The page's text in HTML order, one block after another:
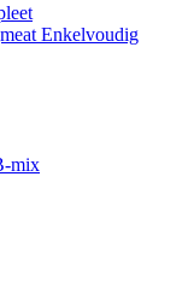
Enkelvoudig
mix